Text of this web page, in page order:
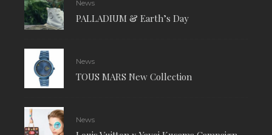
News
PALLADIUM & Earth’s Day
News
TOUS MARS New Collection
News